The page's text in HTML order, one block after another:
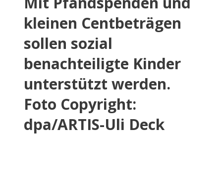
kleinen Centbeträgen
sollen sozial
benachteiligte Kinder
unterstützt werden.
Foto Copyright:
dpa/ARTIS-Uli Deck